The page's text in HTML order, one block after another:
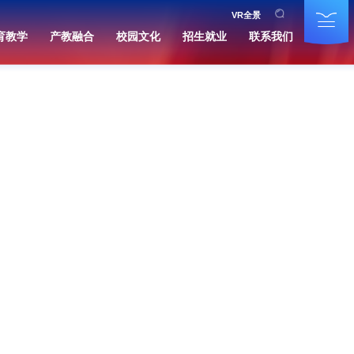
VR全景
教学 产教融合 校园文化 招生就业 联系我们